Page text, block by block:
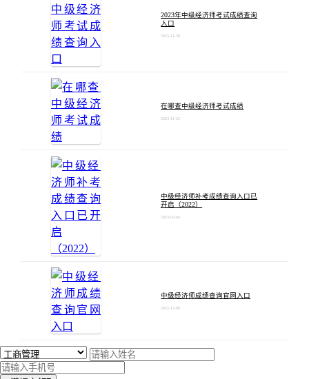
2023年中级经济师考试成绩查询
入口
2023-11-28
在哪查中级经济师考试成绩
2023-11-23
中级经济师补考成绩查询入口已
开启（2022）
2023-05-04
中级经济师成绩查询官网入口
2022-12-08